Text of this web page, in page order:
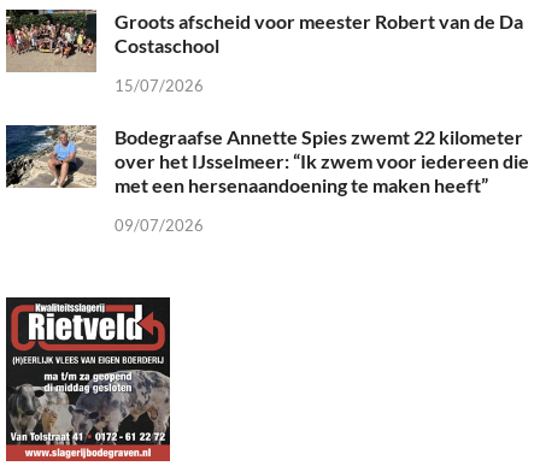
Groots afscheid voor meester Robert van de Da
Costaschool
15/07/2026
Bodegraafse Annette Spies zwemt 22 kilometer
over het IJsselmeer: “Ik zwem voor iedereen die
met een hersenaandoening te maken heeft”
09/07/2026